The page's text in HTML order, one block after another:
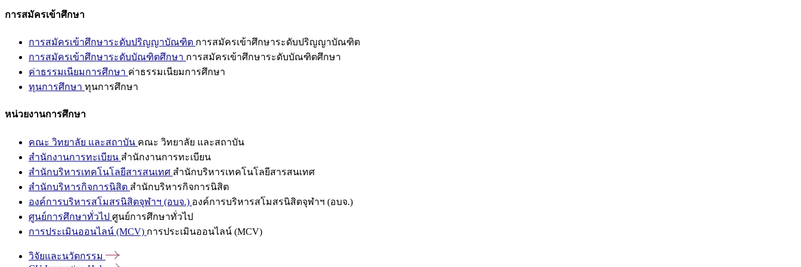
การสมัครเข้าศึกษา
การสมัครเข้าศึกษาระดับปริญญาบัณฑิต การสมัครเข้าศึกษาระดับปริญญาบัณฑิต
การสมัครเข้าศึกษาระดับบัณฑิตศึกษา การสมัครเข้าศึกษาระดับบัณฑิตศึกษา
ค่าธรรมเนียมการศึกษา ค่าธรรมเนียมการศึกษา
ทุนการศึกษา ทุนการศึกษา
หน่วยงานการศึกษา
คณะ วิทยาลัย และสถาบัน คณะ วิทยาลัย และสถาบัน
สำนักงานการทะเบียน สำนักงานการทะเบียน
สำนักบริหารเทคโนโลยีสารสนเทศ สำนักบริหารเทคโนโลยีสารสนเทศ
สำนักบริหารกิจการนิสิต สำนักบริหารกิจการนิสิต
องค์การบริหารสโมสรนิสิตจุฬาฯ (อบจ.) องค์การบริหารสโมสรนิสิตจุฬาฯ (อบจ.)
ศูนย์การศึกษาทั่วไป ศูนย์การศึกษาทั่วไป
การประเมินออนไลน์ (MCV) การประเมินออนไลน์ (MCV)
วิจัยและนวัตกรรม